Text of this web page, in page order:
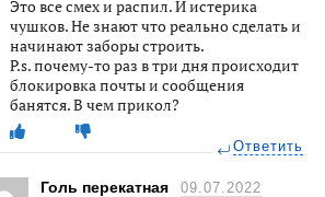
Это все смех и распил. И истерика
чушков. Не знают что реально сделать и
начинают заборы строить.
P.s. почему-то раз в три дня происходит
блокировка почты и сообщения
банятся. В чем прикол?
Ответить
Голь перекатная 09.07.2022